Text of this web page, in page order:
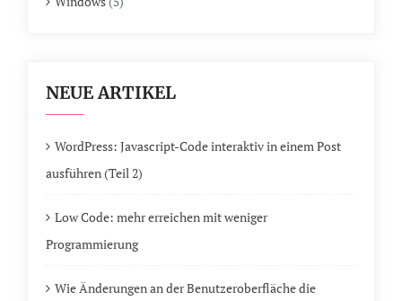
NEUE ARTIKEL
WordPress: Javascript-Code interaktiv in einem Post
ausführen (Teil 2)
Low Code: mehr erreichen mit weniger
Programmierung
Wie Änderungen an der Benutzeroberfläche die